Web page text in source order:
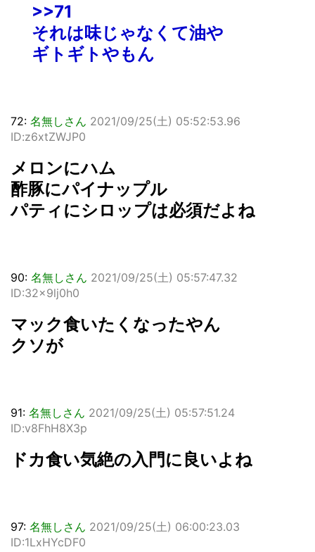
>>71
それは味じゃなくて油や
ギトギトやもん
72: 名無しさん 2021/09/25(土) 05:52:53.96
ID:z6xtZWJP0
メロンにハム
酢豚にパイナップル
パティにシロップは必須だよね
90: 名無しさん 2021/09/25(土) 05:57:47.32
ID:32x9lj0h0
マック食いたくなったやん
クソが
91: 名無しさん 2021/09/25(土) 05:57:51.24
ID:v8FhH8X3p
ドカ食い気絶の入門に良いよね
97: 名無しさん 2021/09/25(土) 06:00:23.03
ID:1LxHYcDF0